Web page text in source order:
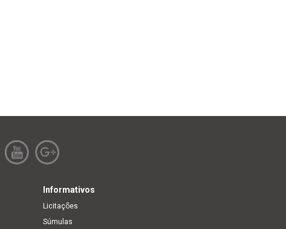
Informativos
Licitações
Súmulas